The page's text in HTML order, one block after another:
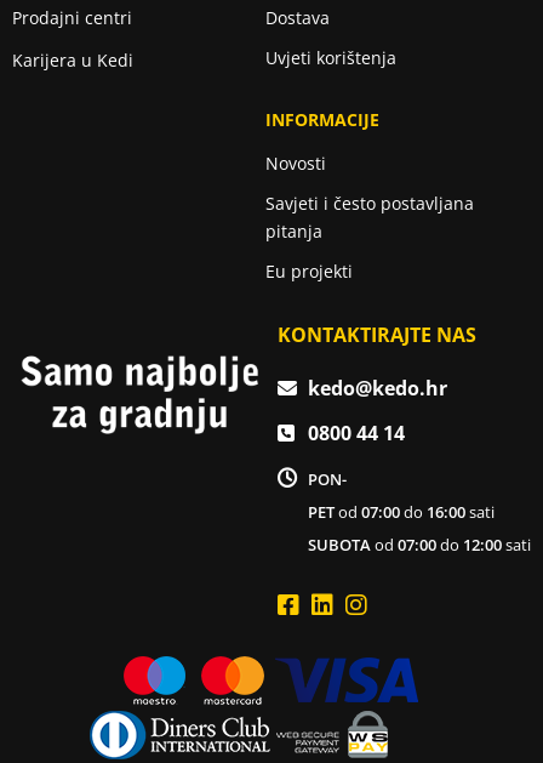
Prodajni centri
Karijera u Kedi
Dostava
Uvjeti korištenja
INFORMACIJE
Novosti
Savjeti i često postavljana
pitanja
Eu projekti
KONTAKTIRAJTE NAS
kedo@kedo.hr
0800 44 14
PON-
PETod07:00do 16:00sati
SUBOTAod07:00do 12:00sati